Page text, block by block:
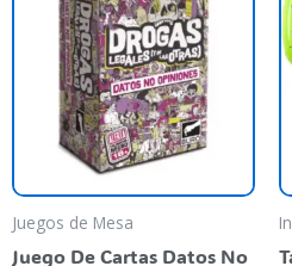
Juegos de Mesa
Juego De Cartas Datos No